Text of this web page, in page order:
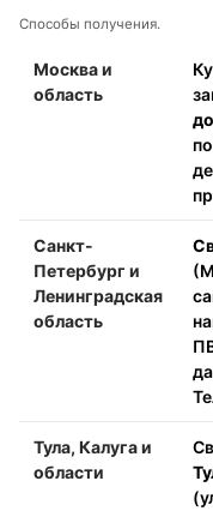
Способы получения.
Москва и
область
Санкт-
Петербург и
Ленинградская
область
Тула, Калуга и
области